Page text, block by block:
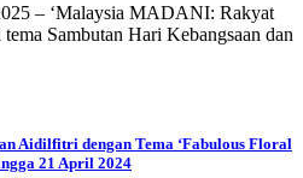
– ‘Malaysia MADANI: Rakyat
Sambutan Hari Kebangsaan dan
Aidilfitri dengan Tema ‘Fabulous Floral
21 April 2024